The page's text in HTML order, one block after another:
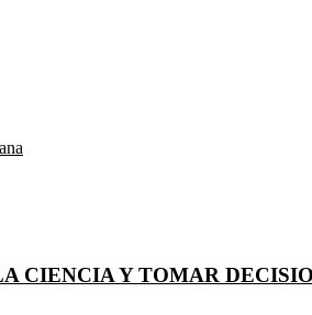
CIENCIA Y TOMAR